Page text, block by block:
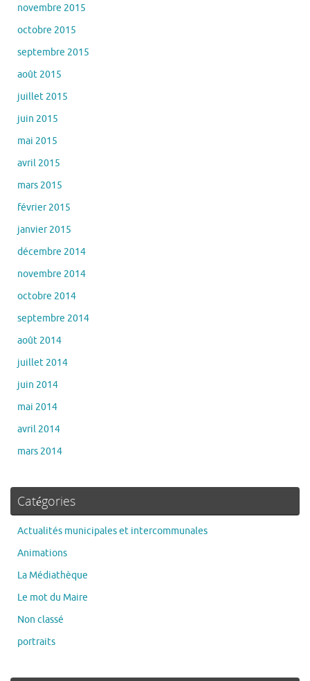
novembre 2015
octobre 2015
septembre 2015
août 2015
juillet 2015
juin 2015
mai 2015
avril 2015
mars 2015
février 2015
janvier 2015
décembre 2014
novembre 2014
octobre 2014
septembre 2014
août 2014
juillet 2014
juin 2014
mai 2014
avril 2014
mars 2014
Catégories
Actualités municipales et intercommunales
Animations
La Médiathèque
Le mot du Maire
Non classé
portraits